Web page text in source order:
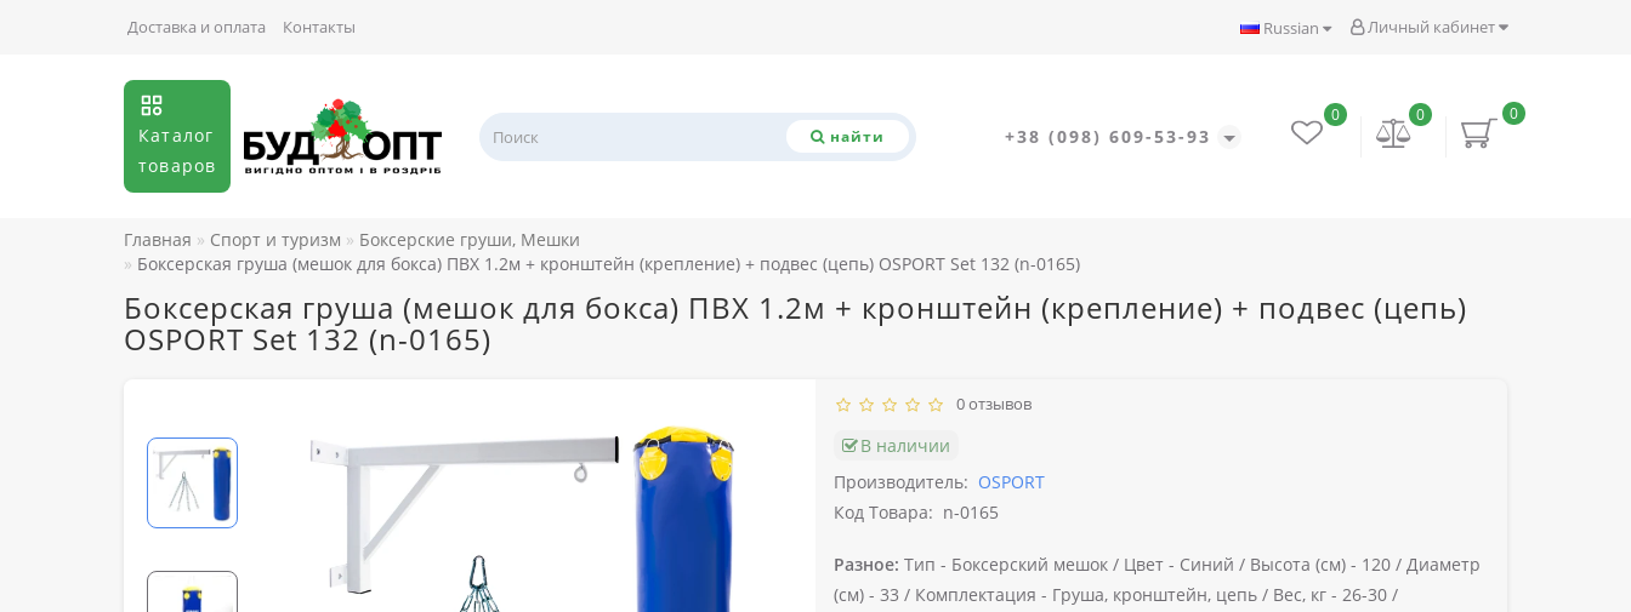
Личный кабинет
Russian
Доставка и оплата Контакты
Каталог
товаров
найти +38 (098) 609-53-93
0
0
0
Главная Спорт и туризм
Боксерские груши, Мешки
Боксерская груша (мешок для бокса) ПВХ 1.2м + кронштейн (крепление) + подвес (цепь) OSPORT Set 132 (n-0165)
Боксерская груша (мешок для бокса) ПВХ 1.2м + кронштейн (крепление) + подвес (цепь)
OSPORT Set 132 (n-0165)
0 отзывов
В наличии
Производитель: OSPORT
Код Товара: n-0165
Разное: Тип - Боксерский мешок / Цвет - Синий / Высота (см) - 120 / Диаметр
(см) - 33 / Комплектация - Груша, кронштейн, цепь / Вес, кг - 26-30 /